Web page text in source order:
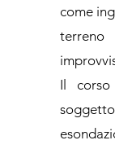
come
terreno
Il corso